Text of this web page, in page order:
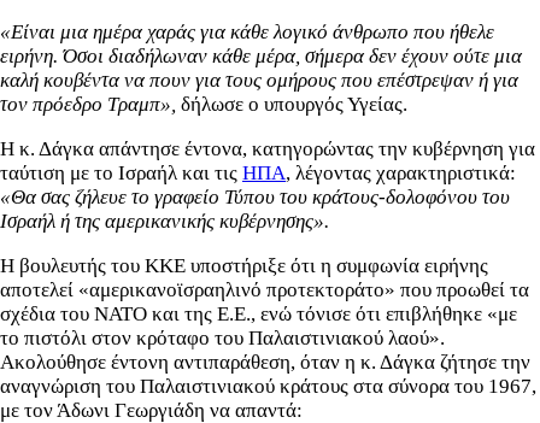
«Είναι μια ημέρα χαράς για κάθε λογικό άνθρωπο που ήθελε
ειρήνη. Όσοι διαδήλωναν κάθε μέρα, σήμερα δεν έχουν ούτε μια
καλή κουβέντα να πουν για τους ομήρους που επέστρεψαν ή για
τον πρόεδρο Τραμπ», δήλωσε ο υπουργός Υγείας.
Η κ. Δάγκα απάντησε έντονα, κατηγορώντας την κυβέρνηση για
ταύτιση με το Ισραήλ και τις ΗΠΑ, λέγοντας χαρακτηριστικά:
«Θα σας ζήλευε το γραφείο Τύπου του κράτους-δολοφόνου του
Ισραήλ ή της αμερικανικής κυβέρνησης».
Η βουλευτής του ΚΚΕ υποστήριξε ότι η συμφωνία ειρήνης
αποτελεί «αμερικανοϊσραηλινό προτεκτοράτο» που προωθεί τα
σχέδια του ΝΑΤΟ και της Ε.Ε., ενώ τόνισε ότι επιβλήθηκε «με
το πιστόλι στον κρόταφο του Παλαιστινιακού λαού».
Ακολούθησε έντονη αντιπαράθεση, όταν η κ. Δάγκα ζήτησε την
αναγνώριση του Παλαιστινιακού κράτους στα σύνορα του 1967,
με τον Άδωνι Γεωργιάδη να απαντά: